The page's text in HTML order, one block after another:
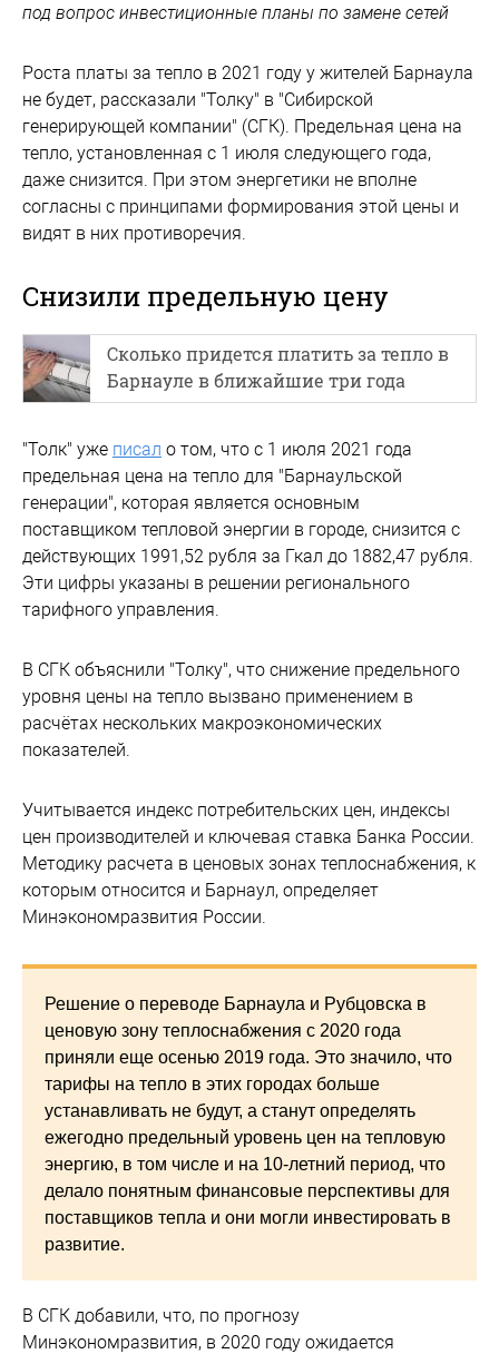
под вопрос инвестиционные планы по замене сетей
Роста платы за тепло в 2021 году у жителей Барнаула
не будет, рассказали "Толку" в "Сибирской
генерирующей компании" (СГК). Предельная цена на
тепло, установленная с 1 июля следующего года,
даже снизится. При этом энергетики не вполне
согласны с принципами формирования этой цены и
видят в них противоречия.
Снизили предельную цену
Сколько придется платить за тепло в
Барнауле в ближайшие три года
"Толк" уже писал о том, что с 1 июля 2021 года
предельная цена на тепло для "Барнаульской
генерации", которая является основным
поставщиком тепловой энергии в городе, снизится с
действующих 1991,52 рубля за Гкал до 1882,47 рубля.
Эти цифры указаны в решении регионального
тарифного управления.
В СГК объяснили "Толку", что снижение предельного
уровня цены на тепло вызвано применением в
расчётах нескольких макроэкономических
показателей.
Учитывается индекс потребительских цен, индексы
цен производителей и ключевая ставка Банка России.
Методику расчета в ценовых зонах теплоснабжения, к
которым относится и Барнаул, определяет
Минэкономразвития России.
Решение о переводе Барнаула и Рубцовска в
ценовую зону теплоснабжения с 2020 года
приняли еще осенью 2019 года. Это значило, что
тарифы на тепло в этих городах больше
устанавливать не будут, а станут определять
ежегодно предельный уровень цен на тепловую
энергию, в том числе и на 10-летний период, что
делало понятным финансовые перспективы для
поставщиков тепла и они могли инвестировать в
развитие.
В СГК добавили, что, по прогнозу
Минэкономразвития, в 2020 году ожидается